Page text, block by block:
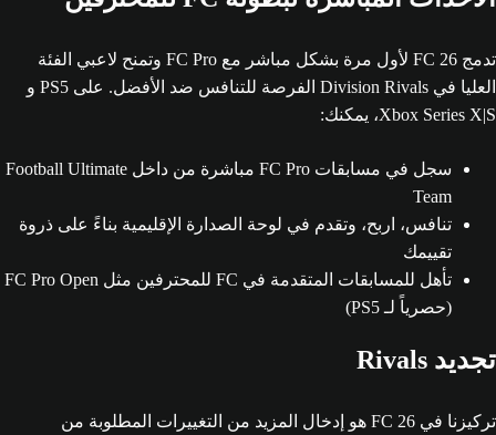
تدمج FC 26 لأول مرة بشكل مباشر مع FC Pro وتمنح لاعبي الفئة
العليا في Division Rivals الفرصة للتنافس ضد الأفضل. على PS5 و
Xbox Series X|S، يمكنك:
سجل في مسابقات FC Pro مباشرة من داخل Football Ultimate
Team
تنافس، اربح، وتقدم في لوحة الصدارة الإقليمية بناءً على ذروة
تقييمك
تأهل للمسابقات المتقدمة في FC للمحترفين مثل FC Pro Open
(حصرياً لـ PS5)
تجديد Rivals
تركيزنا في FC 26 هو إدخال المزيد من التغييرات المطلوبة من